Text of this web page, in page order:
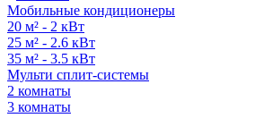
Мобильные кондиционеры
20 м² - 2 кВт
25 м² - 2.6 кВт
35 м² - 3.5 кВт
Мульти сплит-системы
2 комнаты
3 комнаты